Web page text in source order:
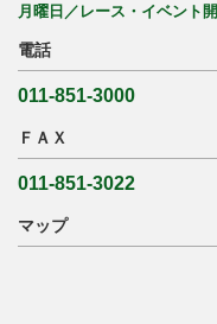
月曜日／レース・イベント
電話
011-851-3000
ＦＡＸ
011-851-3022
マップ